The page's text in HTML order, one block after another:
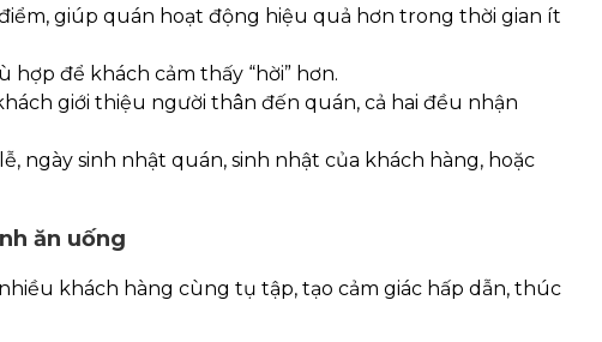
giúp quán hoạt động hiệu quả hơn trong thời gian ít
hợp để khách cảm thấy “hời” hơn.
giới thiệu người thân đến quán, cả hai đều nhận
ngày sinh nhật quán, sinh nhật của khách hàng, hoặc
ăn uống
khách hàng cùng tụ tập, tạo cảm giác hấp dẫn, thúc